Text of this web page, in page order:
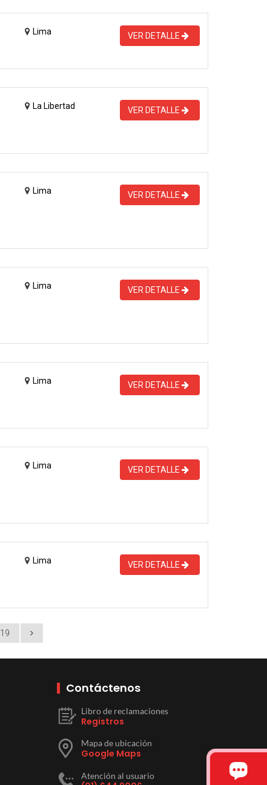
Lima VER DETALLE
La Libertad VER DETALLE
Lima VER DETALLE
Lima VER DETALLE
Lima VER DETALLE
Lima VER DETALLE
Lima VER DETALLE
19
Contáctenos
Libro de reclamaciones
Registros
Mapa de ubicación
Google Maps
Atención al usuario